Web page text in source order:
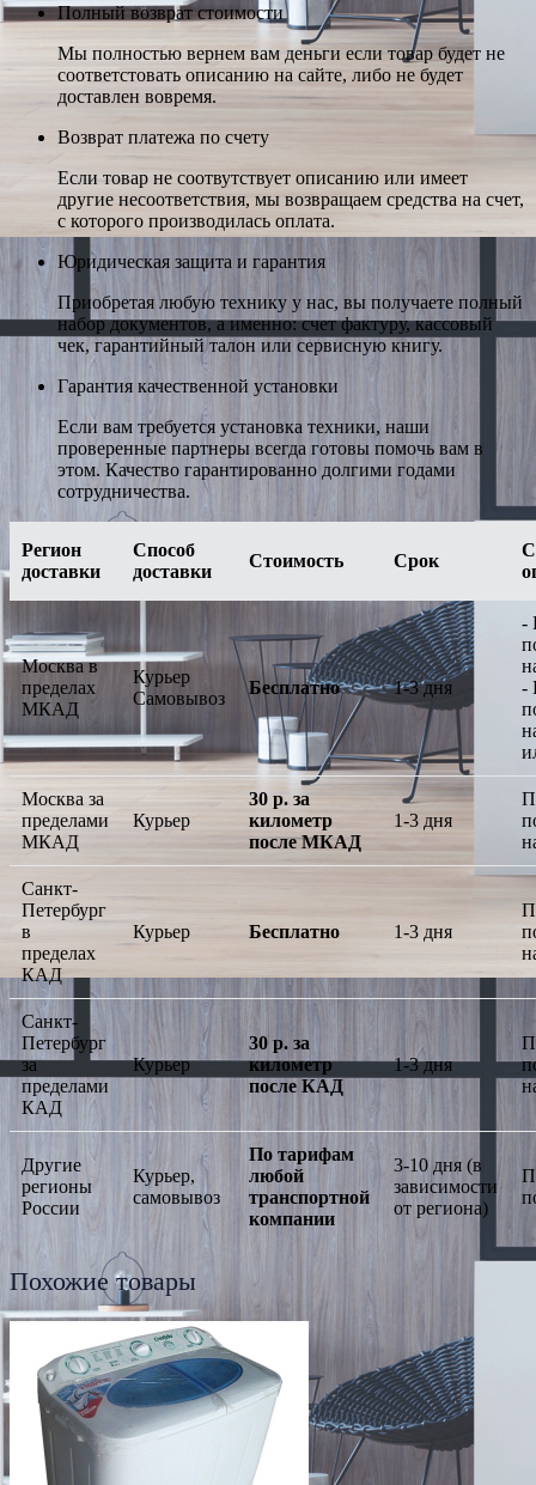
Полный возврат стоимости
Мы полностью вернем вам деньги если товар будет не
соответстовать описанию на сайте, либо не будет
доставлен вовремя.
Возврат платежа по счету
Если товар не соотвутствует описанию или имеет
другие несоответствия, мы возвращаем средства на счет,
с которого производилась оплата.
Юридическая защита и гарантия
Приобретая любую технику у нас, вы получаете полный
набор документов, а именно: счет фактуру, кассовый
чек, гарантийный талон или сервисную книгу.
Гарантия качественной установки
Если вам требуется установка техники, наши
проверенные партнеры всегда готовы помочь вам в
этом. Качество гарантированно долгими годами
сотрудничества.
Регион
доставки
Способ
доставки
Стоимость Срок
Москва в
пределах
МКАД
Курьер
Самовывоз
Бесплатно 1-3 дня
-
-
Москва за
пределами
МКАД
Курьер
30 р. за
километр
после МКАД
1-3 дня
Санкт-
Петербург
в
пределах
КАД
Курьер Бесплатно 1-3 дня
Санкт-
Петербург
за
пределами
КАД
Курьер
30 р. за
километр
после КАД
1-3 дня
Другие
регионы
России
Курьер,
самовывоз
По тарифам
любой
транспортной
компании
3-10 дня (в
зависимости
от региона)
Похожие товары